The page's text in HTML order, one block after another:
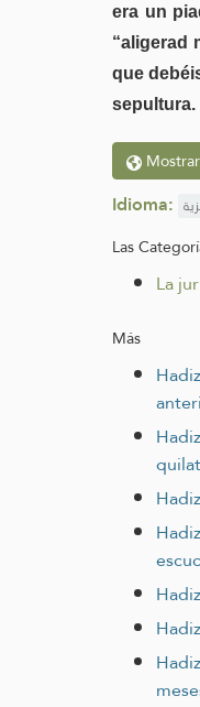
era un
“aligerad
que
sepultura.
Idioma:
Las
La
Más